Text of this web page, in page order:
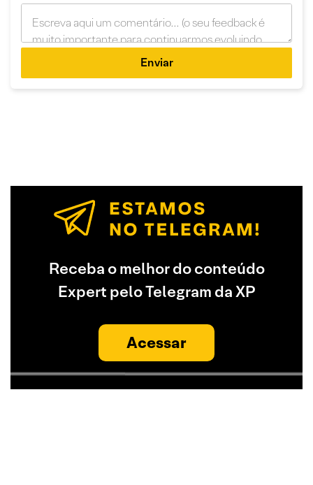
Enviar
Receba o melhor do conteúdo
Expert pelo Telegram da XP
Acessar